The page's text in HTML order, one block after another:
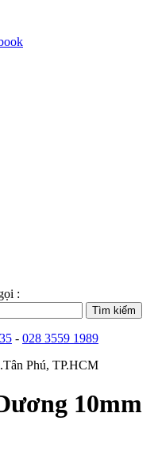
:
- 028 3559 1989
Phú, TP.HCM
10mm